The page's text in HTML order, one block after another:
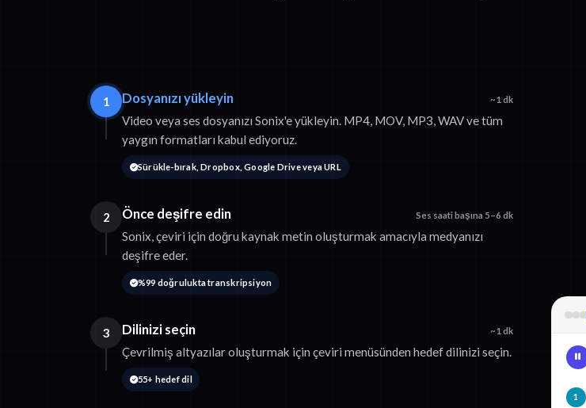
1 Dosyanızı yükleyin ~1 dk
Video veya ses dosyanızı Sonix'e yükleyin. MP4, MOV, MP3, WAV ve tüm
yaygın formatları kabul ediyoruz.
Sürükle-bırak, Dropbox, Google Drive veya URL
2 Önce deşifre edin Ses saati başına 5–6 dk
Sonix, çeviri için doğru kaynak metin oluşturmak amacıyla medyanızı
deşifre eder.
%99 doğrulukta transkripsiyon
3 Dilinizi seçin ~1 dk
Çevrilmiş altyazılar oluşturmak için çeviri menüsünden hedef dilinizi seçin.
55+ hedef dil
1